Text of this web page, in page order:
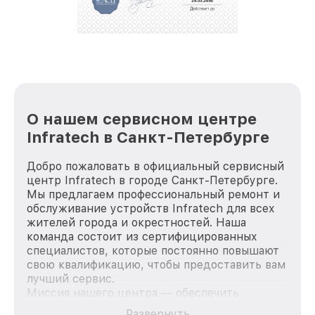
положительные отзывы и обрели отличную
стараемся каждый день делать наш сервис еще
О нашем сервисном центре
Infratech в Санкт-Петербурге
Добро пожаловать в официальный сервисный
центр Infratech в городе Санкт-Петербурге.
Мы предлагаем профессиональный ремонт и
обслуживание устройств Infratech для всех
жителей города и окрестностей. Наша
команда состоит из сертифицированных
специалистов, которые постоянно повышают
свою квалификацию, чтобы предоставить вам
лучший сервис.
Миссия нашего центра — обеспечить
качественный и доступный ремонт для